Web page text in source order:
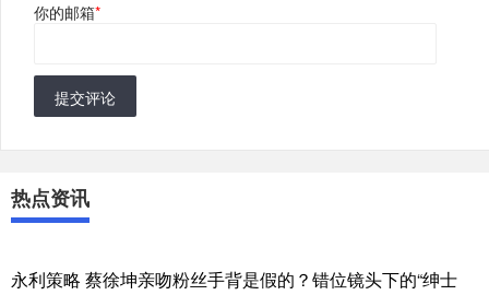
你的邮箱*
提交评论
热点资讯
永利策略 蔡徐坤亲吻粉丝手背是假的？错位镜头下的“绅士